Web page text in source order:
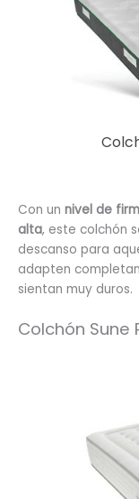
Con un nivel de
alta, este colchón
descanso para
adapten
sientan muy duros.
Colchón Sune